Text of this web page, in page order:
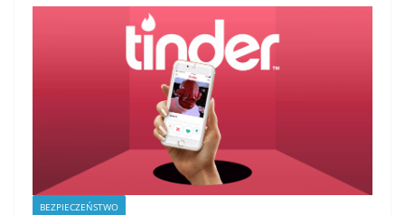
BEZPIECZEŃSTWO